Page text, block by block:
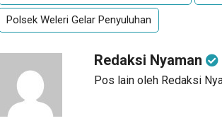
Polsek Weleri Gelar Penyuluhan
Redaksi Nyaman
Pos lain oleh Redaksi